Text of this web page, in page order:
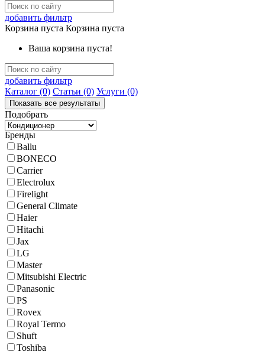
добавить фильтр
Корзина пуста Корзина пуста
Ваша корзина пуста!
добавить фильтр
Каталог (0) Статьи (0) Услуги (0)
Подобрать
Бренды
Ballu
BONECO
Carrier
Electrolux
Firelight
General Climate
Haier
Hitachi
Jax
LG
Master
Mitsubishi Electric
Panasonic
PS
Rovex
Royal Termo
Shuft
Toshiba